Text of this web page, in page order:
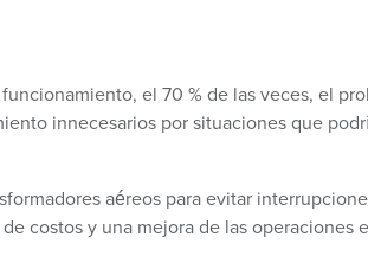
el 70 % de las veces, el
innecesarios por situaciones que
aéreos para evitar
costos y una mejora de las operaciones